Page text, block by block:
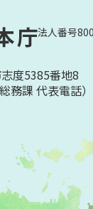
法人番号
度5385番地8
総務課 代表電話）